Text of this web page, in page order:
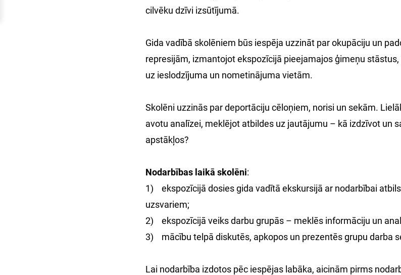
cilvēku dzīvi izsūtījumā.
Gida vadībā skolēniem būs iespēja uzzināt par okupāciju un
represijām, izmantojot ekspozīcijā pieejamajos ģimeņu
uz ieslodzījuma un nometinājuma vietām.
Skolēni uzzinās par deportāciju cēloņiem, norisi un sekām.
avotu analīzei, meklējot atbildes uz jautājumu – kā izdzīvot un
apstākļos?
Nodarbības laikā skolēni:
1) ekspozīcijā dosies gida vadītā ekskursijā ar nodarbībai
uzsvariem;
2) ekspozīcijā veiks darbu grupās – meklēs informāciju un
3) mācību telpā diskutēs, apkopos un prezentēs grupu darba
Lai nodarbība izdotos pēc iespējas labāka, aicinām pirms